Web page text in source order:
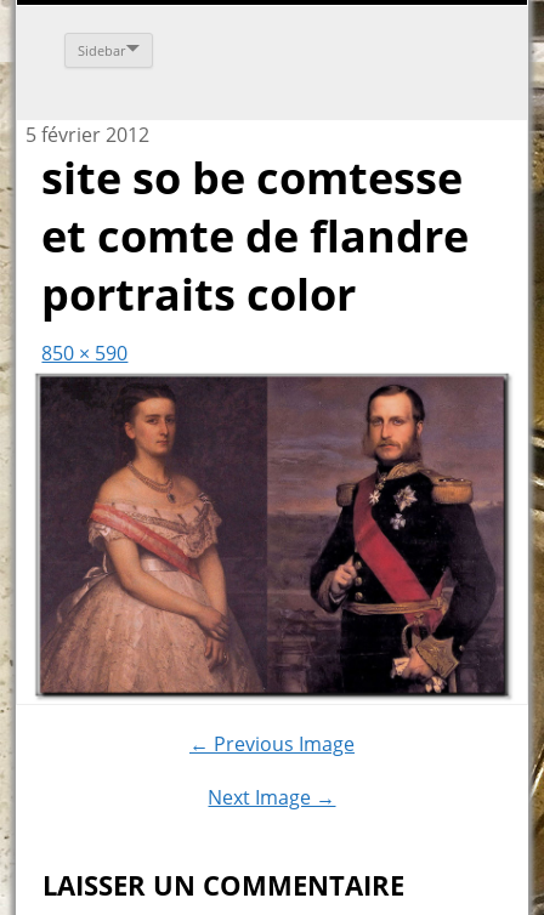
Sidebar
5 février 2012
site so be comtesse
et comte de flandre
portraits color
850 × 590
← Previous Image
Next Image →
LAISSER UN COMMENTAIRE